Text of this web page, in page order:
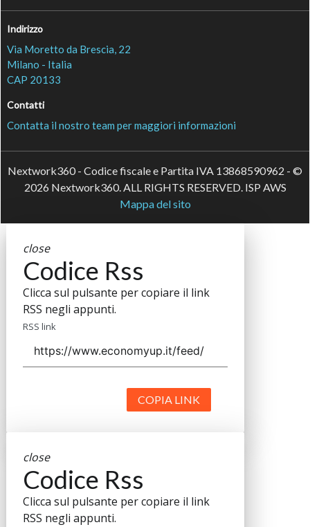
Indirizzo
Via Moretto da Brescia, 22
Milano - Italia
CAP 20133
Contatti
Contatta il nostro team per maggiori informazioni
Nextwork360 - Codice fiscale e Partita IVA 13868590962 - ©
2026 Nextwork360. ALL RIGHTS RESERVED. ISP AWS
Mappa del sito
close
Codice Rss
Clicca sul pulsante per copiare il link
RSS negli appunti.
RSS link
COPIA LINK
close
Codice Rss
Clicca sul pulsante per copiare il link
RSS negli appunti.